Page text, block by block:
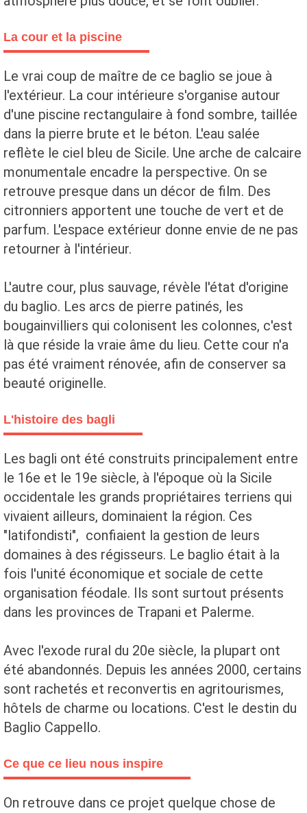
La cour et la piscine
Le vrai coup de maître de ce baglio se joue à
l'extérieur. La cour intérieure s'organise autour
d'une piscine rectangulaire à fond sombre, taillée
dans la pierre brute et le béton. L'eau salée
reflète le ciel bleu de Sicile. Une arche de calcaire
monumentale encadre la perspective. On se
retrouve presque dans un décor de film. Des
citronniers apportent une touche de vert et de
parfum. L'espace extérieur donne envie de ne pas
retourner à l'intérieur.
L'autre cour, plus sauvage, révèle l'état d'origine
du baglio. Les arcs de pierre patinés, les
bougainvilliers qui colonisent les colonnes, c'est
là que réside la vraie âme du lieu. Cette cour n'a
pas été vraiment rénovée, afin de conserver sa
beauté originelle.
L'histoire des bagli
Les bagli ont été construits principalement entre
le 16e et le 19e siècle, à l'époque où la Sicile
occidentale les grands propriétaires terriens qui
vivaient ailleurs, dominaient la région. Ces
"latifondisti", confiaient la gestion de leurs
domaines à des régisseurs. Le baglio était à la
fois l'unité économique et sociale de cette
organisation féodale. Ils sont surtout présents
dans les provinces de Trapani et Palerme.
Avec l'exode rural du 20e siècle, la plupart ont
été abandonnés. Depuis les années 2000, certains
sont rachetés et reconvertis en agritourismes,
hôtels de charme ou locations. C'est le destin du
Baglio Cappello.
Ce que ce lieu nous inspire
On retrouve dans ce projet quelque chose de